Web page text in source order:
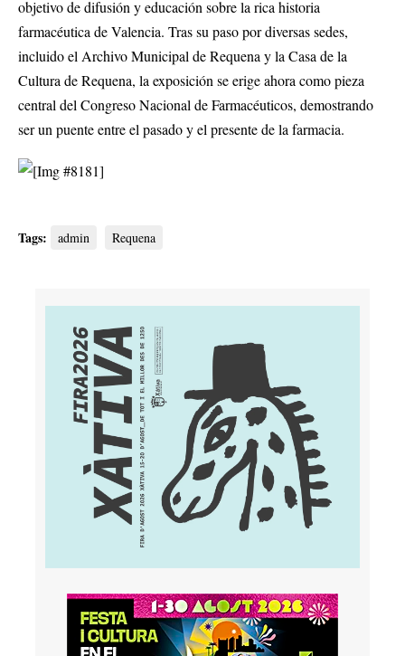
objetivo de difusión y educación sobre la rica historia
farmacéutica de Valencia. Tras su paso por diversas sedes,
incluido el Archivo Municipal de Requena y la Casa de la
Cultura de Requena, la exposición se erige ahora como pieza
central del Congreso Nacional de Farmacéuticos, demostrando
ser un puente entre el pasado y el presente de la farmacia.
Tags: admin Requena